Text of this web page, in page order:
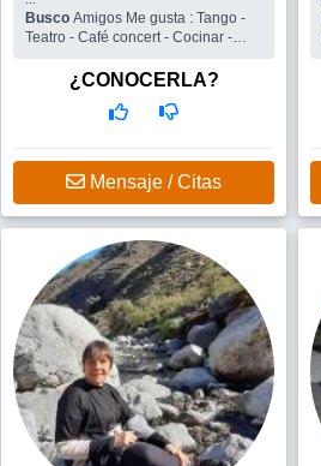
BuscoAmigos Me gusta : Tango -
Teatro - Café concert - Cocinar -
¿CONOCERLA?
Mensaje / Citas